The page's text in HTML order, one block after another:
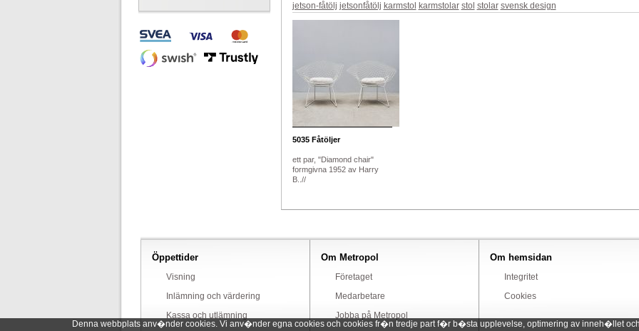
Denna webbplats anv�nder cookies. Vi anv�nder egna cookies och cookies fr�n tredje part f�r b�sta upplevelse, optimering av inneh�llet
jetson-fåtölj jetsonfåtölj karmstol karmstolar stol stolar svensk design
5035Fåtöljer
ett par, "Diamond chair"
formgivna 1952 av Harry
B..//
Öppettider
Visning
Inlämning och värdering
Kassa och utlämning
Om Metropol
Företaget
Medarbetare
Jobba på Metropol
Om hemsidan
Integritet
Cookies